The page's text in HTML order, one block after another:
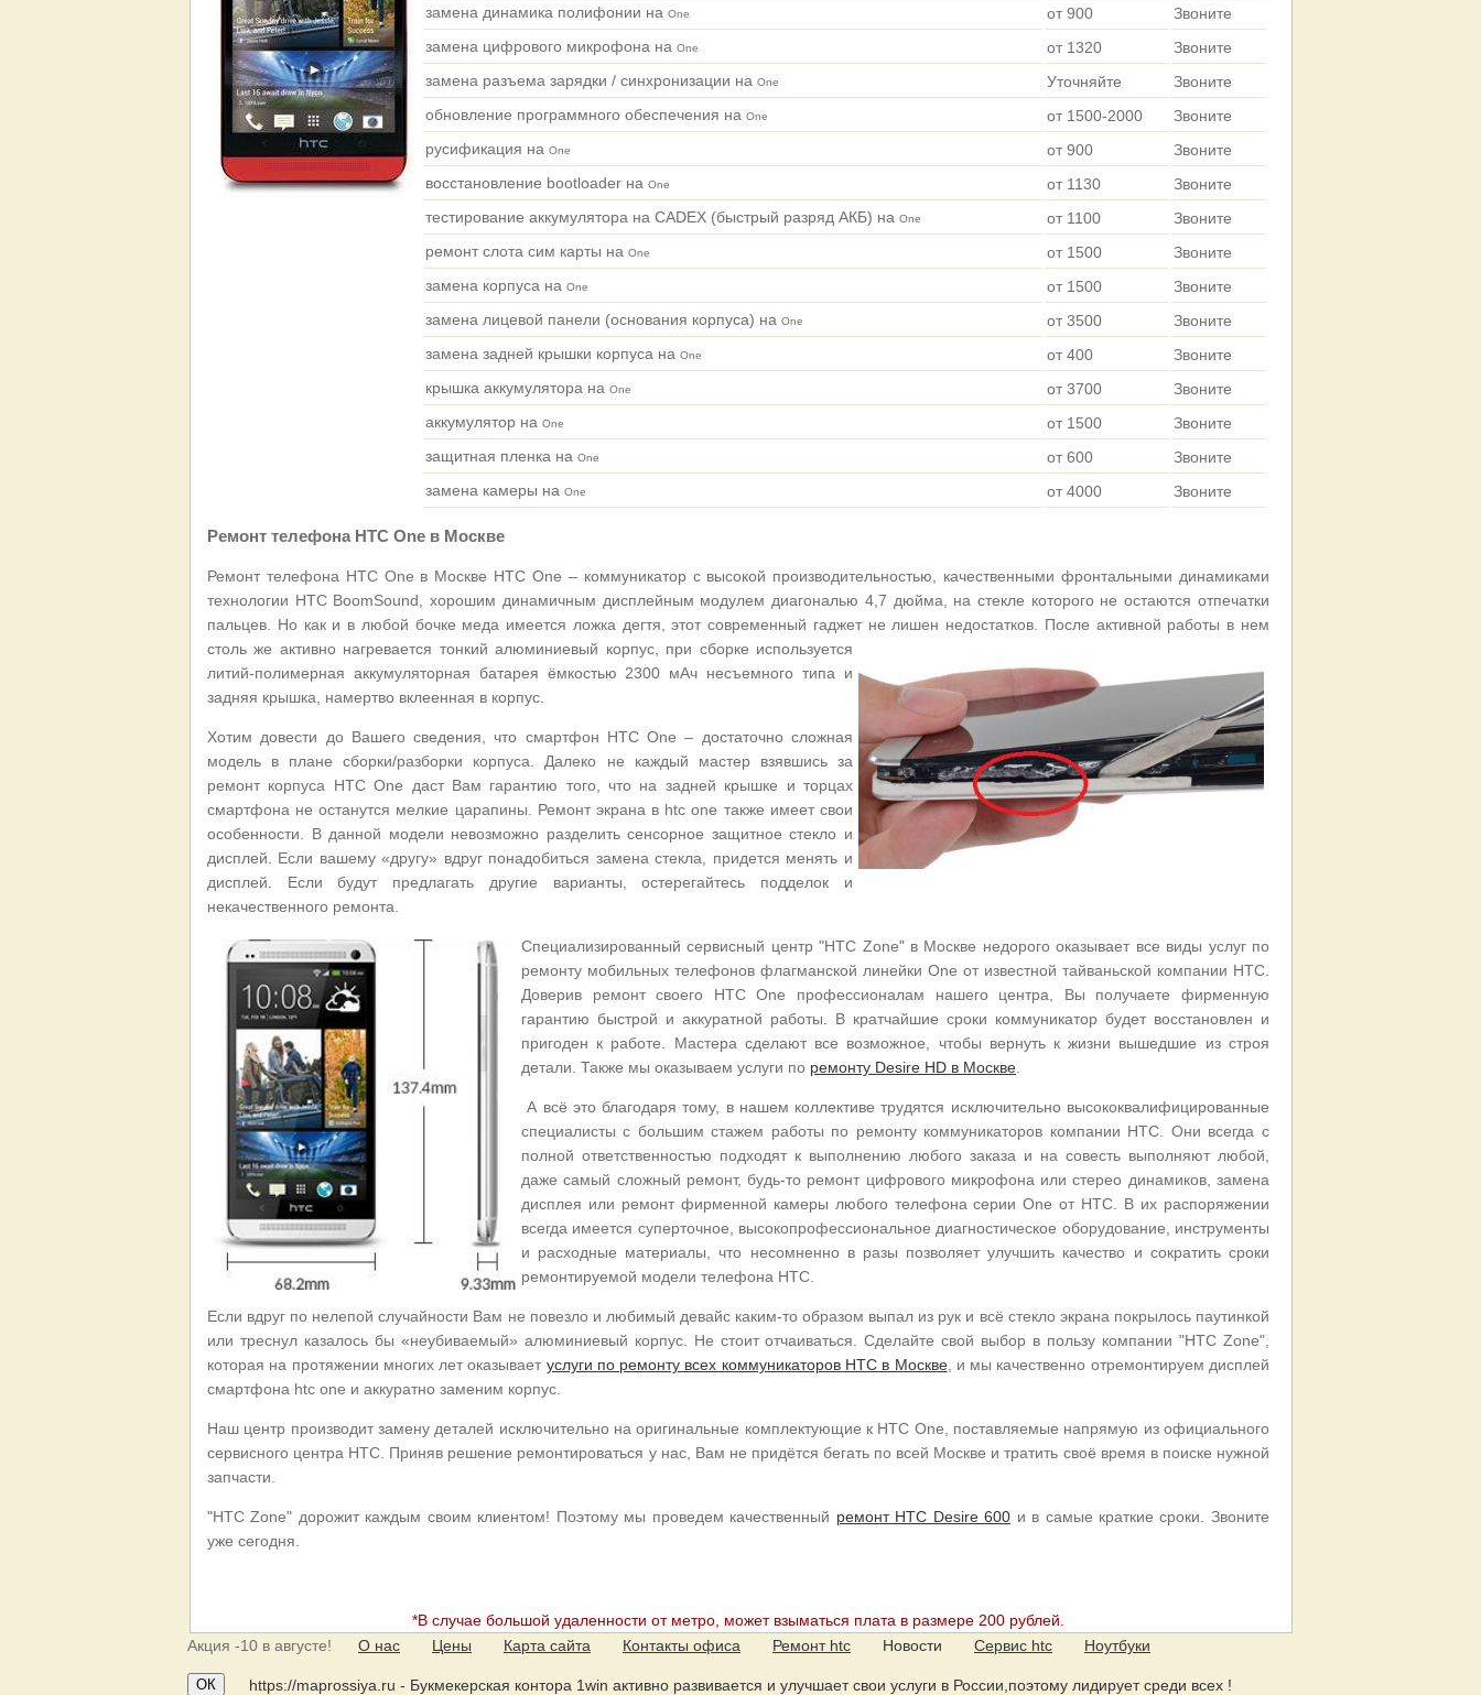
замена динамика полифонии на One от 900
Звоните
замена цифрового микрофона на One от 1320
Звоните
замена разъема зарядки / синхронизации на One Уточняйте
Звоните
обновление программного обеспечения на One от 1500-2000
Звоните
русификация на One от 900
Звоните
восстановление bootloader на One от 1130
Звоните
тестирование аккумулятора на CADEX (быстрый разряд АКБ) на One от 1100
Звоните
ремонт слота сим карты на One от 1500
Звоните
замена корпуса на One от 1500
Звоните
замена лицевой панели (основания корпуса) на One от 3500
Звоните
замена задней крышки корпуса на One от 400
Звоните
крышка аккумулятора на One от 3700
Звоните
аккумулятор на One от 1500
Звоните
защитная пленка на One от 600
Звоните
замена камеры на One от 4000 Звоните
Ремонт телефона HTC One в Москве
Ремонт телефона HTC One в Москве HTC One – коммуникатор с высокой производительностью, качественными фронтальными динамиками
технологии HTC BoomSound, хорошим динамичным дисплейным модулем диагональю 4,7 дюйма, на стекле которого не остаются отпечатки
пальцев. Но как и в любой бочке меда имеется ложка дегтя, этот современный гаджет не лишен недостатков.
После активной работы в нем
столь же активно нагревается тонкий алюминиевый корпус, при сборке используется
литий-полимерная аккумуляторная батарея ёмкостью 2300 мАч несъемного типа и
задняя крышка, намертво вклеенная в корпус.
Хотим довести до Вашего сведения, что смартфон HTC One – достаточно сложная
модель в плане сборки/разборки корпуса. Далеко не каждый мастер взявшись за
ремонт корпуса HTC One даст Вам гарантию того, что на задней крышке и торцах
смартфона не останутся мелкие царапины. Ремонт экрана в htc one также имеет свои
особенности. В данной модели невозможно разделить сенсорное защитное стекло и
дисплей. Если вашему «другу» вдруг понадобиться замена стекла, придется менять и
дисплей. Если будут предлагать другие варианты, остерегайтесь подделок и
некачественного ремонта.
Специализированный сервисный центр "HTC Zone" в Москве недорого оказывает все виды услуг по
ремонту мобильных телефонов флагманской линейки One от известной тайваньской компании HTC.
Доверив ремонт своего HTC One профессионалам нашего центра, Вы получаете фирменную
гарантию быстрой и аккуратной работы. В кратчайшие сроки коммуникатор будет восстановлен и
пригоден к работе. Мастера сделают все возможное, чтобы вернуть к жизни вышедшие из строя
детали. Также мы оказываем услуги по ремонту Desire HD в Москве
А всё это благодаря тому, в нашем коллективе трудятся исключительно высококвалифицированные
специалисты с большим стажем работы по ремонту коммуникаторов компании HTC. Они всегда с
полной ответственностью подходят к выполнению любого заказа и на совесть выполняют любой,
даже самый сложный ремонт, будь-то ремонт цифрового микрофона или стерео динамиков, замена
дисплея или ремонт фирменной камеры любого телефона серии One от HTC. В их распоряжении
всегда имеется суперточное, высокопрофессиональное диагностическое оборудование, инструменты
и расходные материалы, что несомненно в разы позволяет улучшить качество и сократить сроки
ремонтируемой модели телефона HTC.
Если вдруг по нелепой случайности Вам не повезло и любимый девайс каким-то образом выпал из рук и всё стекло экрана покрылось паутинкой
или треснул казалось бы «неубиваемый» алюминиевый корпус. Не стоит отчаиваться. Сделайте свой выбор в пользу компании "HTC Zone",
которая на протяжении многих лет оказывает услуги по ремонту всех коммуникаторов HTC в Москве, и мы качественно отремонтируем дисплей
смартфона htc one и аккуратно заменим корпус.
Наш центр производит замену деталей исключительно на оригинальные комплектующие к HTC One, поставляемые напрямую из официального
сервисного центра HTC. Приняв решение ремонтироваться у нас, Вам не придётся бегать по всей Москве и тратить своё время в поиске нужной
запчасти.
"HTC Zone" дорожит каждым своим клиентом! Поэтому мы проведем качественный ремонт HTC Desire 600 и в самые краткие сроки. Звоните
уже сегодня.
*В случае большой удаленности от метро, может взыматься плата в размере 200 рублей.
О нас
Цены Карта сайта Контакты офиса Ремонт htc Новости Сервис htc Ноутбуки
https://maprossiya.ru - Букмекерская контора 1win активно развивается и улучшает свои услуги в России,поэтому лидирует среди всех !
Акция -10 в августе!
ОК